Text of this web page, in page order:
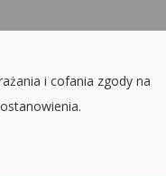
i cofania zgody na